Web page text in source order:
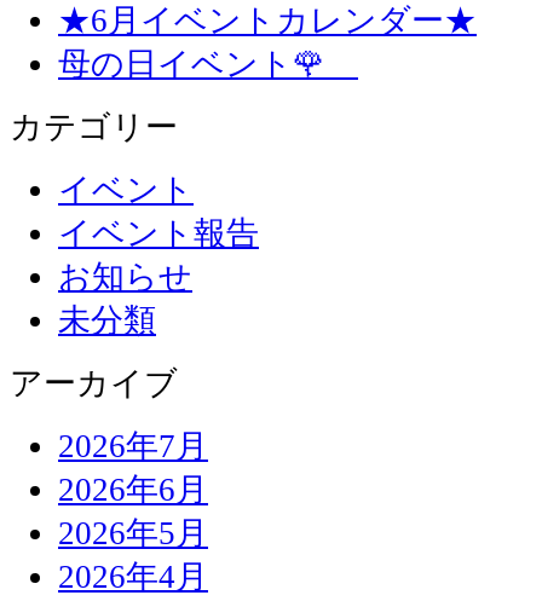
★6月イベントカレンダー★
母の日イベント🌹
カテゴリー
イベント
イベント報告
お知らせ
未分類
アーカイブ
2026年7月
2026年6月
2026年5月
2026年4月